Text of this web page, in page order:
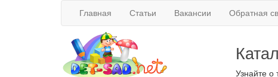
Главная Статьи Вакансии Обратная
Узнайте о